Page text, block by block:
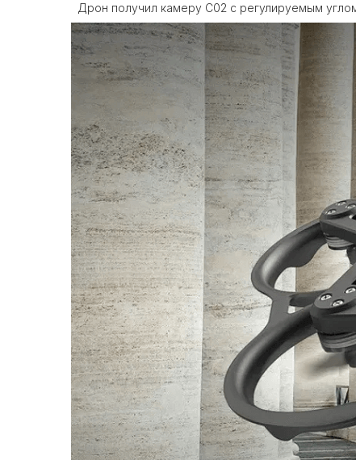
Дрон получил камеру C02 с регулируемым